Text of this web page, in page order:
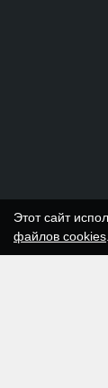
Этот сайт
файлов cookies